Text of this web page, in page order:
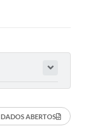
DADOS ABERTOS